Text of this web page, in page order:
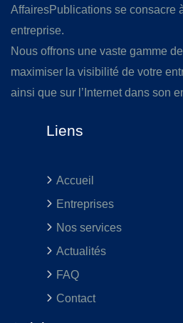
AffairesPublications se consacre
entreprise.
Nous offrons une vaste gamme
maximiser la visibilité de votre
ainsi que sur l’Internet dans son
Liens
Accueil
Entreprises
Nos services
Actualités
FAQ
Contact